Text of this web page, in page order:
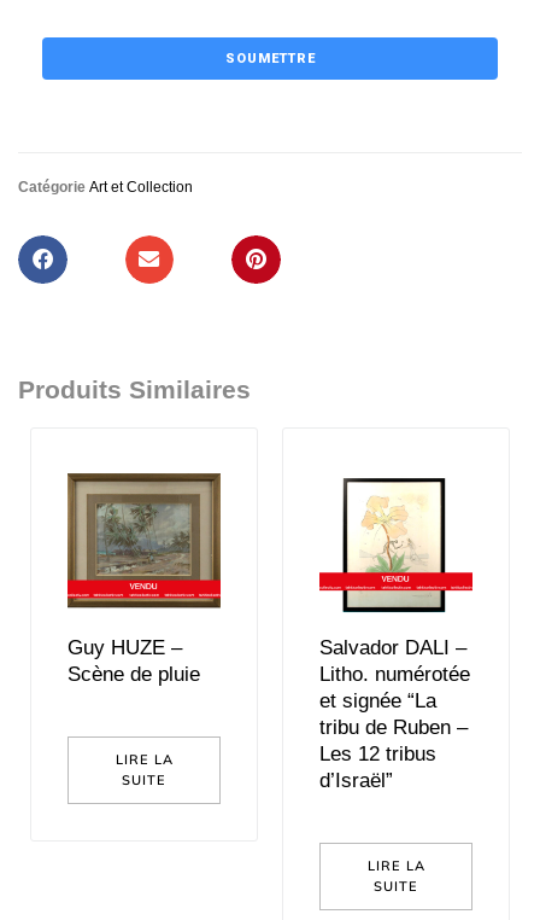
Catégorie Art et Collection
Produits Similaires
Guy HUZE –
Scène de pluie
LIRE LA
SUITE
Salvador DALI –
Litho. numérotée
et signée “La
tribu de Ruben –
Les 12 tribus
d’Israël”
LIRE LA
SUITE